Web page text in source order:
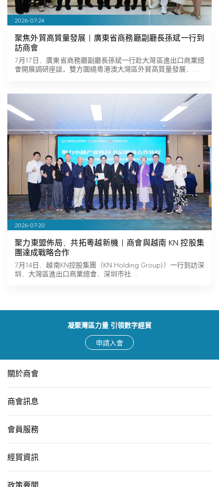
2026-07-24
聚焦外貿高質量發展｜廣東省商務廳副廳長孫斌一行到
訪商會
7月17日，廣東省商務廳副廳長孫斌一行赴大灣區進出口商業總
會開展調研座談。雙方圍繞粵港澳大灣區外貿高質量發展、…
2026-07-20
聚力東盟佈局，共拓粵越新機｜商會與越南 KN 控股集
團達成戰略合作
7月14日，越南KN控股集團（KN Holding Group)）一行到訪深
圳，大灣區進出口商業總會、深圳市社…
凝聚灣區力量 引領數字經貿
申請入會
關於商會
商會訊息
會員服務
經貿資訊